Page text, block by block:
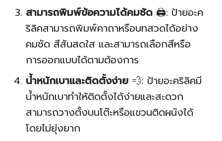
สามารถพิมพ์ข้อความได้คมชัด 🖨️: ป้ายอะค
ริลิคสามารถพิมพ์คาถาหรือบทสวดได้อย่าง
คมชัด สีสันสดใส และสามารถเลือกสีหรือ
การออกแบบได้ตามต้องการ
น้ำหนักเบาและติดตั้งง่าย 💨: ป้ายอะคริลิคมี
น้ำหนักเบาทำให้ติดตั้งได้ง่ายและสะดวก
สามารถวางตั้งบนโต๊ะหรือแขวนติดผนังได้
โดยไม่ยุ่งยาก